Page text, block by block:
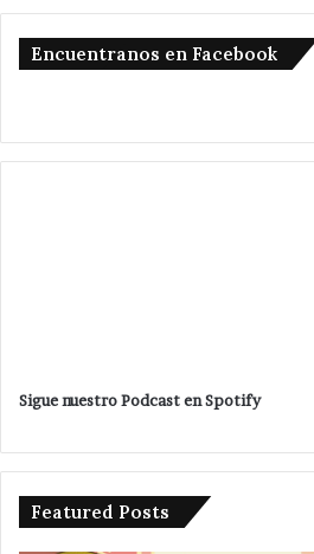
Encuentranos en Facebook
Sigue nuestro Podcast en Spotify
Featured Posts